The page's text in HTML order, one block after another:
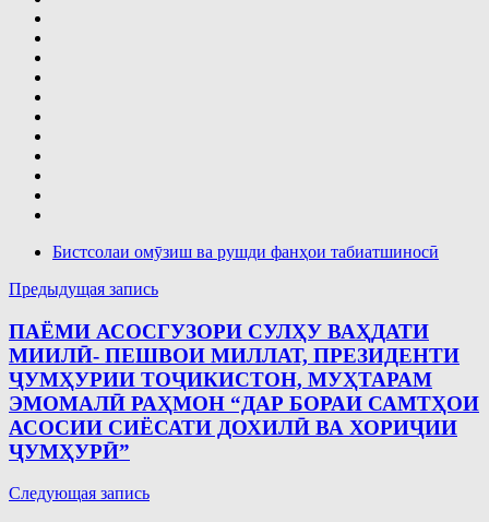
Бистсолаи омӯзиш ва рушди фанҳои табиатшиносӣ
Навигация
по
записям
Предыдущая запись
ПАЁМИ АСОСГУЗОРИ СУЛҲУ ВАҲДАТИ
МИИЛӢ- ПЕШВОИ МИЛЛАТ, ПРЕЗИДЕНТИ
ҶУМҲУРИИ ТОҶИКИСТОН, МУҲТАРАМ
ЭМОМАЛӢ РАҲМОН “ДАР БОРАИ САМТҲОИ
АСОСИИ СИЁСАТИ ДОХИЛӢ ВА ХОРИҶИИ
ҶУМҲУРӢ”
Следующая запись